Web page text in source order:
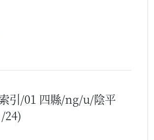
引/01 四縣/ng/u/陰平